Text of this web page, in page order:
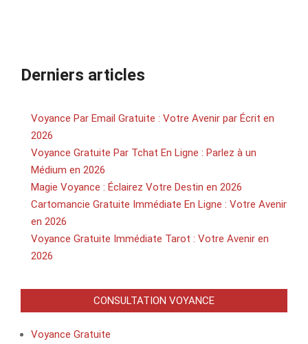
Derniers articles
Voyance Par Email Gratuite : Votre Avenir par Écrit en
2026
Voyance Gratuite Par Tchat En Ligne : Parlez à un
Médium en 2026
Magie Voyance : Éclairez Votre Destin en 2026
Cartomancie Gratuite Immédiate En Ligne : Votre Avenir
en 2026
Voyance Gratuite Immédiate Tarot : Votre Avenir en
2026
CONSULTATION VOYANCE
Voyance Gratuite